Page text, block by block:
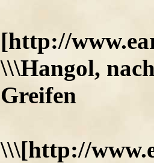
[http://
\\\Hangol,
Greifen
\\\[http://